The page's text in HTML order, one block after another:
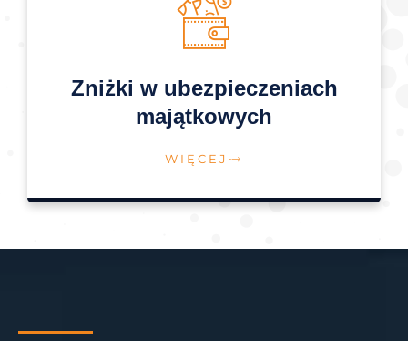
Zniżki w ubezpieczeniach
majątkowych
WIĘCEJ